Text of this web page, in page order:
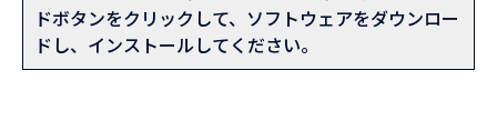
ドボタンをクリックして、ソフトウェアをダウンロー
ドし、インストールしてください。